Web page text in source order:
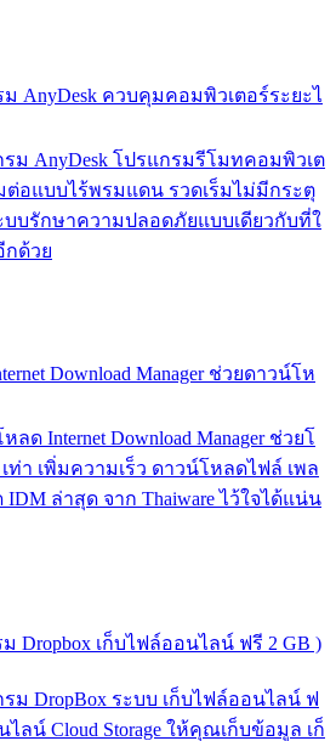
ม AnyDesk ควบคุมคอมพิวเตอร์ระยะไ
ม AnyDesk โปรแกรมรีโมทคอมพิวเต
ต่อแบบไร้พรมแดน รวดเร็มไม่มีกระตุ
บรักษาความปลอดภัยแบบเดียวกับที่ใ
กด้วย
Download Manager ช่วยดาวน์โห
ด Internet Download Manager ช่วยโ
ท่า เพิ่มความเร็ว ดาวน์โหลดไฟล์ เพล
ล่าสุด จาก Thaiware ไว้ใจได้แน่น
Dropbox เก็บไฟล์ออนไลน์ ฟรี 2 GB )
ม DropBox ระบบ เก็บไฟล์ออนไลน์ ฟ
ลน์ Cloud Storage ให้คุณเก็บข้อมูล เก็